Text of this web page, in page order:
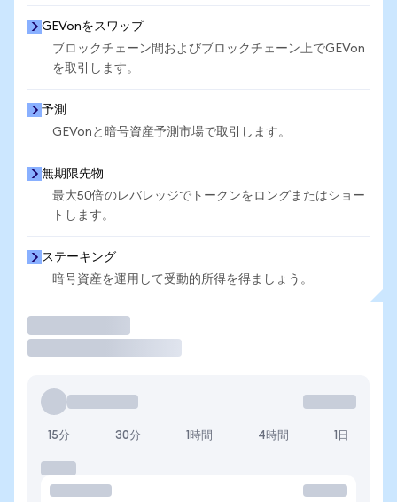
GEVonをスワップ
ブロックチェーン間およびブロックチェーン上でGEVon
を取引します。
予測
GEVonと暗号資産予測市場で取引します。
無期限先物
最大50倍のレバレッジでトークンをロングまたはショー
トします。
ステーキング
暗号資産を運用して受動的所得を得ましょう。
15分 30分 1時間 4時間 1日